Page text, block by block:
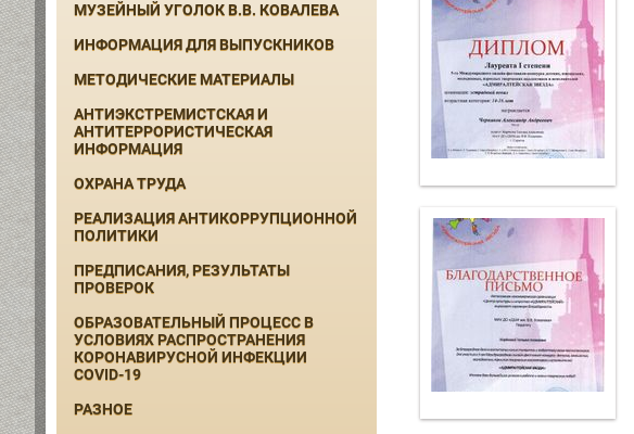
МУЗЕЙНЫЙ УГОЛОК В.В. КОВАЛЕВА
ИНФОРМАЦИЯ ДЛЯ ВЫПУСКНИКОВ
МЕТОДИЧЕСКИЕ МАТЕРИАЛЫ
АНТИЭКСТРЕМИСТСКАЯ И
АНТИТЕРРОРИСТИЧЕСКАЯ
ИНФОРМАЦИЯ
ОХРАНА ТРУДА
РЕАЛИЗАЦИЯ АНТИКОРРУПЦИОННОЙ
ПОЛИТИКИ
ПРЕДПИСАНИЯ, РЕЗУЛЬТАТЫ
ПРОВЕРОК
ОБРАЗОВАТЕЛЬНЫЙ ПРОЦЕСС В
УСЛОВИЯХ РАСПРОСТРАНЕНИЯ
КОРОНАВИРУСНОЙ ИНФЕКЦИИ
COVID-19
РАЗНОЕ